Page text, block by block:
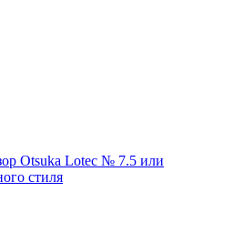
Otsuka Lotec № 7.5 или
стиля